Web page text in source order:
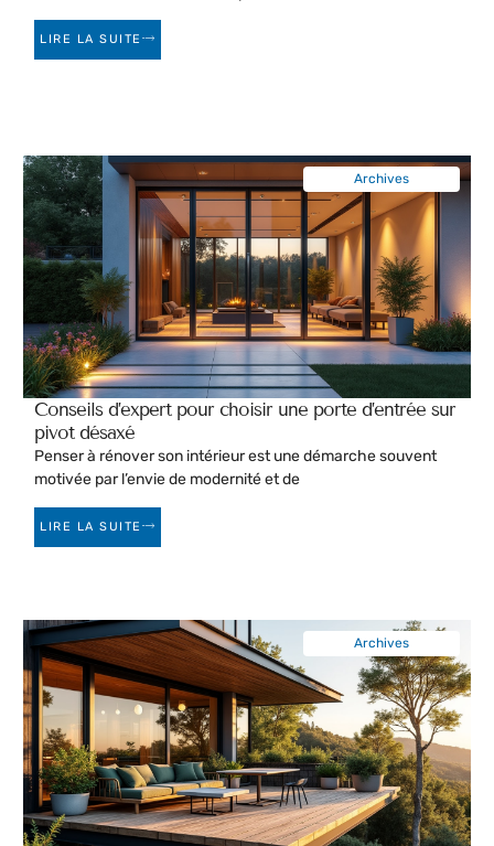
LIRE LA SUITE
Conseils d’expert pour choisir une porte d’entrée sur
pivot désaxé
Penser à rénover son intérieur est une démarche souvent
motivée par l’envie de modernité et de
LIRE LA SUITE
Archives
Archives